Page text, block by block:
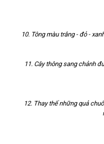
10. Tông màu trắng - đỏ -
11. Cây thông sang chảnh
12. Thay thế những quả